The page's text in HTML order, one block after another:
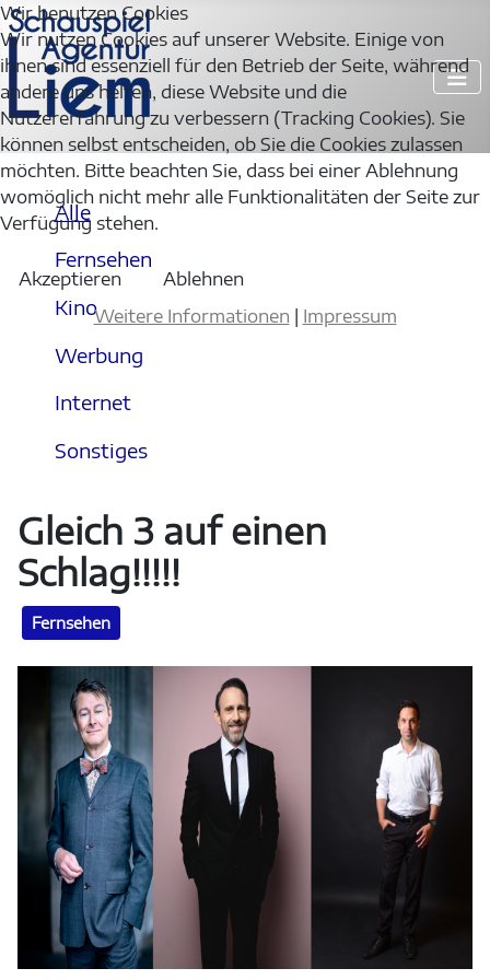
Alle
Fernsehen
Kino
Werbung
Internet
Sonstiges
Gleich 3 auf einen
Schlag!!!!!
Fernsehen
Wir benutzen Cookies
Wir nutzen Cookies auf unserer Website. Einige von
ihnen sind essenziell für den Betrieb der Seite, während
andere uns helfen, diese Website und die
Nutzererfahrung zu verbessern (Tracking Cookies). Sie
können selbst entscheiden, ob Sie die Cookies zulassen
möchten. Bitte beachten Sie, dass bei einer Ablehnung
womöglich nicht mehr alle Funktionalitäten der Seite zur
Verfügung stehen.
Akzeptieren
Ablehnen
Weitere Informationen
Impressum